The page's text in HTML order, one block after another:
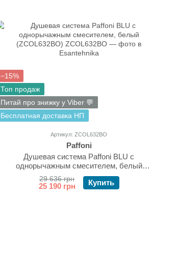
−15%
Топ продаж
Питай про знижку у Viber 💬
Бесплатная доставка НП
Артикул: ZCOL632BO
Paffoni
Душевая система Paffoni BLU с
однорычажным смесителем, белый
(ZCOL632BO)
29 636 грн
25 190 грн Купить